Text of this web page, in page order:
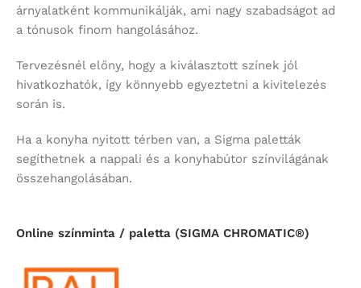
árnyalatként kommunikálják, ami nagy szabadságot ad
a tónusok finom hangolásához.
Tervezésnél előny, hogy a kiválasztott színek jól
hivatkozhatók, így könnyebb egyeztetni a kivitelezés
során is.
Ha a konyha nyitott térben van, a Sigma paletták
segíthetnek a nappali és a konyhabútor színvilágának
összehangolásában.
Online színminta / paletta (SIGMA CHROMATIC®)